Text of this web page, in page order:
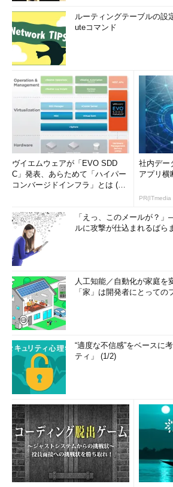
ルーティングテーブルの設
uteコマンド
ヴイエムウェアが「EVO SDD
C」発表、あらためて「ハイパー
コンバージドインフラ」とは (1/
社内デ
アプリ横
PR(ITmedia
「えっ、このメールが？
ルに攻撃が仕込まれるばら
人工知能／自動化が家庭
「家」は開発者にとっての
“適度な不信感”をベースに
ティ」 (1/2)